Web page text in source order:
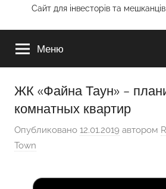
Сайт для інвесторів та
Меню
ЖК «Файна Таун» –
комнатных квартир
Опубликовано 12.01.2019 автором
Town